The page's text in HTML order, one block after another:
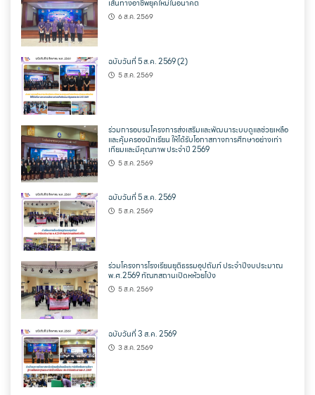
เส้นทางอาชีพยุคใหม่ในอนาคต
6 ส.ค. 2569
ฉบับวันที่ 5 ส.ค. 2569 (2)
5 ส.ค. 2569
ร่วมการอบรมโครงการส่งเสริมและพัฒนาระบบดูแลช่วยเหลือ
และคุ้มครองนักเรียน ให้ได้รับโอกาสทางการศึกษาอย่างเท่า
เทียมและมีคุณภาพ ประจำปี 2569
5 ส.ค. 2569
ฉบับวันที่ 5 ส.ค. 2569
5 ส.ค. 2569
ร่วมโครงการโรงเรียนยุติธรรมอุปถัมภ์ ประจำปีงบประมาณ
พ.ศ.2569 ทัณฑสถานเปิดหห้วยโป่ง
5 ส.ค. 2569
ฉบับวันที่ 3 ส.ค. 2569
3 ส.ค. 2569